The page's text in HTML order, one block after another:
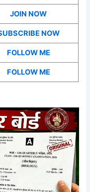
JOIN NOW
NOW
FOLLOW ME
FOLLOW ME